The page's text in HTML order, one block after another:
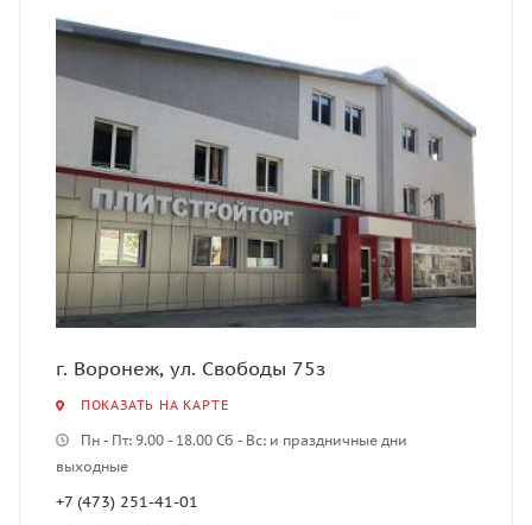
г. Воронеж, ул. Свободы 75з
ПОКАЗАТЬ НА КАРТЕ
Пн - Пт: 9.00 - 18.00 Сб - Вс: и праздничные дни
выходные
+7 (473) 251-41-01